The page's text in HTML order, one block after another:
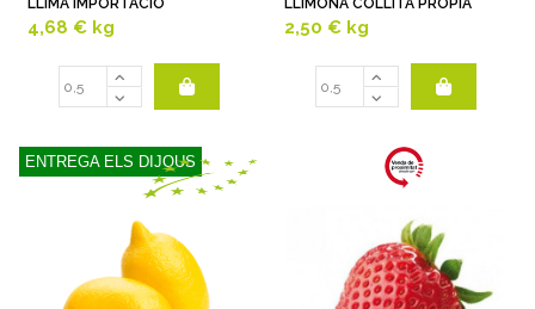
LLIMA IMPORTACIÓ
4,68 € kg
LLIMONA COLLITA PROPIA
2,50 € kg
ENTREGA ELS DIJOUS